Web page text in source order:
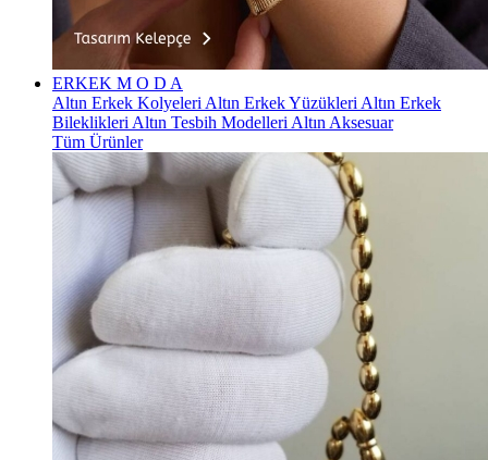
ERKEK M O D A
Altın Erkek Kolyeleri Altın Erkek Yüzükleri Altın Erkek
Bileklikleri Altın Tesbih Modelleri Altın Aksesuar
Tüm Ürünler